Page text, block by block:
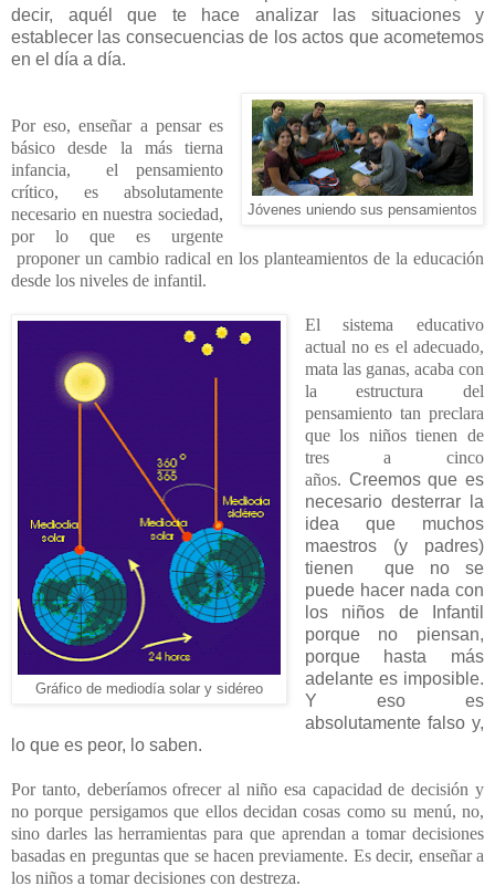
decir, aquél que te hace analizar las situaciones y
establecer las consecuencias de los actos que acometemos
en el día a día.
Jóvenes uniendo sus pensamientos
Por eso, enseñar a pensar es
básico desde la más tierna
infancia, el pensamiento
crítico, es absolutamente
necesario en nuestra sociedad,
por lo que es urgente
proponer un cambio radical en los planteamientos de la educación
desde los niveles de infantil.
Gráfico de mediodía solar y sidéreo
El sistema educativo
actual no es el adecuado,
mata las ganas, acaba con
la estructura del
pensamiento tan preclara
que los niños tienen de
tres a cinco
años. Creemos que es
necesario desterrar la
idea que muchos
maestros (y padres)
tienen
que no se
puede hacer nada con
los niños de Infantil
porque no piensan,
porque hasta más
adelante es imposible.
Y eso es
absolutamente falso y,
lo que es peor, lo saben.
Por tanto, deberíamos ofrecer al niño esa capacidad de decisión y
no porque persigamos que ellos decidan cosas como su menú, no,
sino darles las herramientas para que aprendan a tomar decisiones
basadas en preguntas que se hacen previamente. Es decir, enseñar a
los niños a tomar decisiones con destreza.